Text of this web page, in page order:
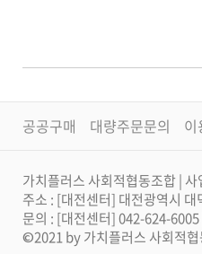
공공구매 대량주문문의 이
가치플러스 사회적협동조합 |
주소 : [대전센터] 대전광역시
문의 : [대전센터] 042-624-
©2021 by 가치플러스 사회적